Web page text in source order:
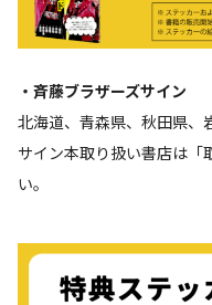
・斉藤ブラザーズサイン
北海道、青森県、秋田県、
サイン本取り扱い書店は「
い。